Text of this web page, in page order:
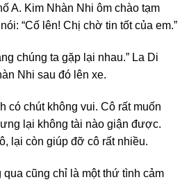
A. Kim Nhàn Nhi ôm chào tạm
“Cố lên! Chị chờ tin tốt của em.”
chúng ta gặp lại nhau.” La Di
Nhi sau đó lên xe.
có chút không vui. Cô rất muốn
lại không tài nào giận được.
lại còn giúp đỡ cô rất nhiều.
cũng chỉ là một thứ tình cảm